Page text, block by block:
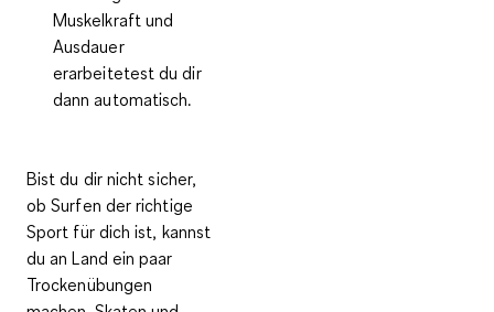
Muskelkraft und
Ausdauer
erarbeitetest du dir
dann automatisch.
Bist du dir nicht sicher,
ob Surfen der richtige
Sport für dich ist, kannst
du an Land ein paar
Trockenübungen